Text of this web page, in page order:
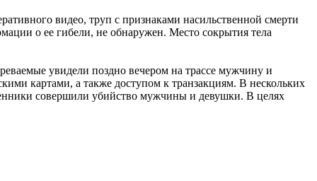
видео, труп с признаками насильственной смерти
о ее гибели, не обнаружен. Место сокрытия тела
увидели поздно вечером на трассе мужчину и
картами, а также доступом к транзакциям. В нескольких
совершили убийство мужчины и девушки. В целях